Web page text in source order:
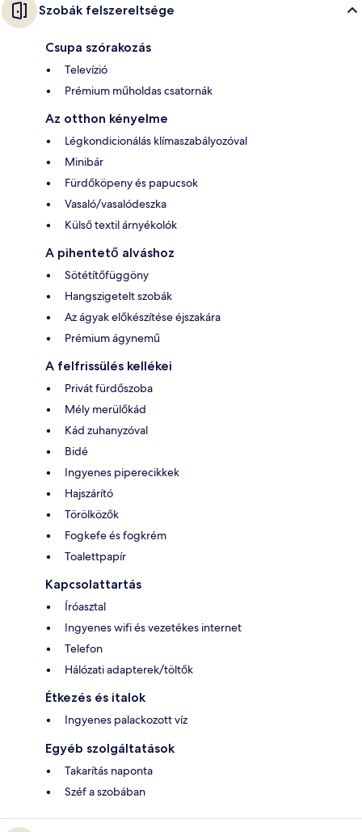
Szobák felszereltsége
Csupa szórakozás
Televízió
Prémium műholdas csatornák
Az otthon kényelme
Légkondicionálás klímaszabályozóval
Minibár
Fürdőköpeny és papucsok
Vasaló/vasalódeszka
Külső textil árnyékolók
A pihentető alváshoz
Sötétítőfüggöny
Hangszigetelt szobák
Az ágyak előkészítése éjszakára
Prémium ágynemű
A felfrissülés kellékei
Privát fürdőszoba
Mély merülőkád
Kád zuhanyzóval
Bidé
Ingyenes piperecikkek
Hajszárító
Törölközők
Fogkefe és fogkrém
Toalettpapír
Kapcsolattartás
Íróasztal
Ingyenes wifi és vezetékes internet
Telefon
Hálózati adapterek/töltők
Étkezés és italok
Ingyenes palackozott víz
Egyéb szolgáltatások
Takarítás naponta
Széf a szobában